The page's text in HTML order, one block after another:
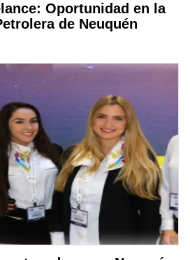
Oportunidad en la
de Neuquén